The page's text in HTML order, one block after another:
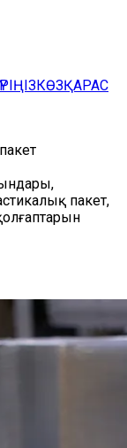
КӨЗҚАРАС
пакет,